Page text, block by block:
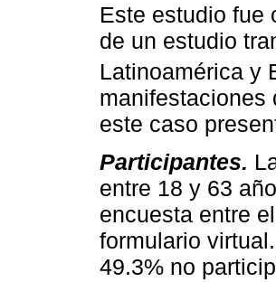
Este estudio fue
de un estudio
Latinoamérica y
manifestaciones
este caso
Participantes.
entre 18 y 63
encuesta entre
formulario
49.3% no